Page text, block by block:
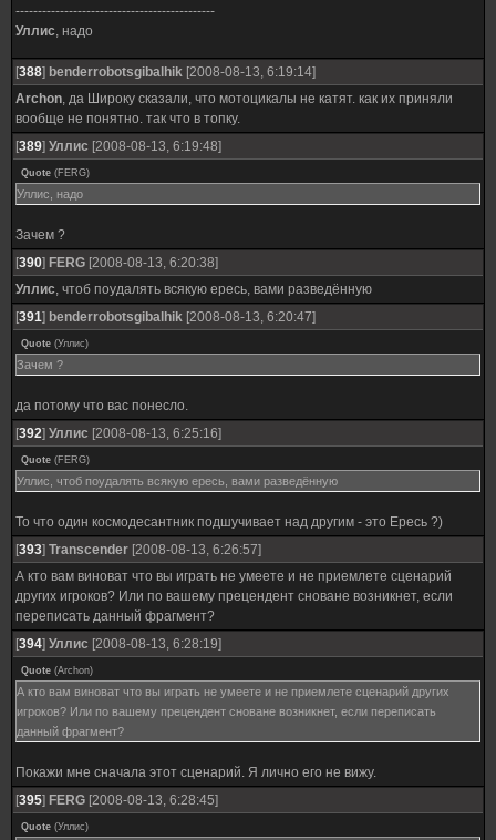
---------------------------------------------
Уллис, надо
[388] benderrobotsgibalhik [2008-08-13, 6:19:14]
Archon, да Широку сказали, что мотоцикалы не катят. как их приняли
вообще не понятно. так что в топку.
[389] Уллис [2008-08-13, 6:19:48]
Quote (FERG)
Уллис, надо
Зачем ?
[390] FERG [2008-08-13, 6:20:38]
Уллис, чтоб поудалять всякую ересь, вами разведённую
[391] benderrobotsgibalhik [2008-08-13, 6:20:47]
Quote (Уллис)
Зачем ?
да потому что вас понесло.
[392] Уллис [2008-08-13, 6:25:16]
Quote (FERG)
Уллис, чтоб поудалять всякую ересь, вами разведённую
То что один космодесантник подшучивает над другим - это Ересь ?)
[393] Transcender [2008-08-13, 6:26:57]
А кто вам виноват что вы играть не умеете и не приемлете сценарий
других игроков? Или по вашему прецендент сноване возникнет, если
переписать данный фрагмент?
[394] Уллис [2008-08-13, 6:28:19]
Quote (Archon)
А кто вам виноват что вы играть не умеете и не приемлете сценарий других
игроков? Или по вашему прецендент сноване возникнет, если переписать
данный фрагмент?
Покажи мне сначала этот сценарий. Я лично его не вижу.
[395] FERG [2008-08-13, 6:28:45]
Quote (Уллис)